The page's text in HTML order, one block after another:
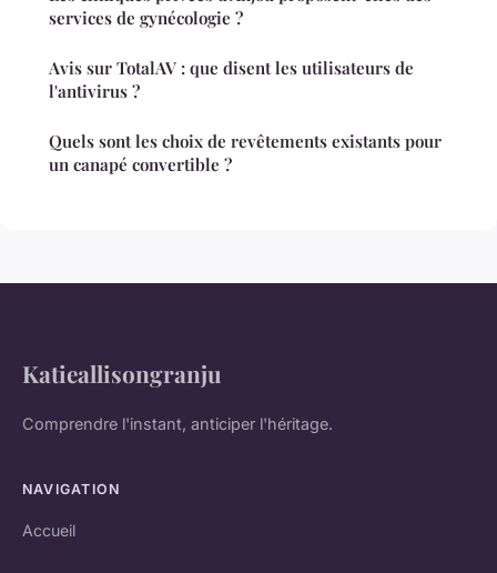
services de gynécologie ?
Avis sur TotalAV : que disent les utilisateurs de
l'antivirus ?
Quels sont les choix de revêtements existants pour
un canapé convertible ?
Katieallisongranju
Comprendre l'instant, anticiper l'héritage.
NAVIGATION
Accueil